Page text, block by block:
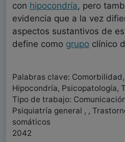
con hipocondría, pero
evidencia que a la vez
aspectos sustantivos de
define como grupo clínico
Palabras clave:
Hipocondría, Psicopatología,
Tipo de trabajo:
Psiquiatría general , ,
somáticos
2042